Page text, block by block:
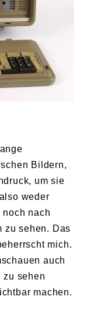
Bildern,
um sie
weder
nach
zu sehen. Das
mich.
auch
zu sehen
machen.